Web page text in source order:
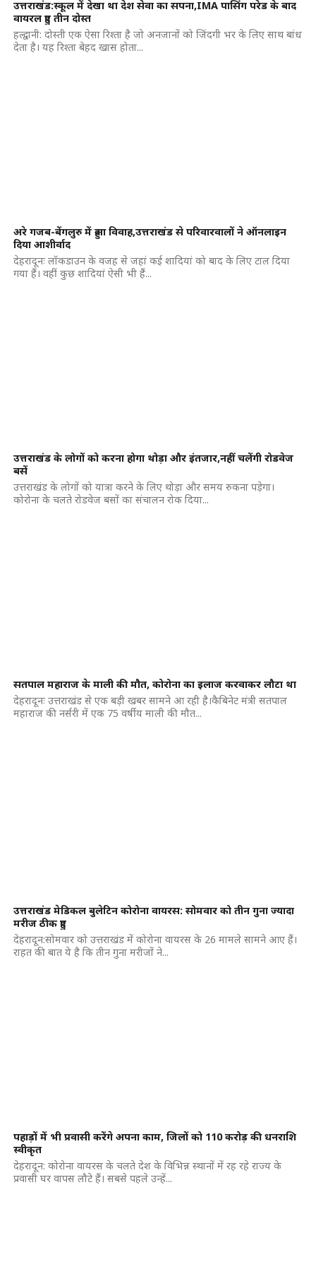
उत्तराखंड:स्कूल में देखा था देश सेवा का सपना,IMA पासिंग परेड के बाद
वायरल हुए तीन दोस्त
हल्द्वानी: दोस्ती एक ऐसा रिश्ता है जो अनजानों को जिंदगी भर के लिए साथ बांध
देता है। यह रिश्ता बेहद खास होता...
अरे गजब-बेंगलुरु में हुआ विवाह,उत्तराखंड से परिवारवालों ने ऑनलाइन
दिया आशीर्वाद
देहरादूनः लॉकडाउन के वजह से जहां कई शादियां को बाद के लिए टाल दिया
गया हैं। वहीं कुछ शादियां ऐसी भी हैं...
उत्तराखंड के लोगों को करना होगा थोड़ा और इंतजार,नहीं चलेंगी रोडवेज
बसें
उत्तराखंड के लोगों को यात्रा करने के लिए थोड़ा और समय रुकना पड़ेगा।
कोरोना के चलते रोडवेज बसों का संचालन रोक दिया...
सतपाल महाराज के माली की मौत, कोरोना का इलाज करवाकर लौटा था
देहरादूनः उत्तराखंड से एक बड़ी खबर सामने आ रही है।कैबिनेट मंत्री सतपाल
महाराज की नर्सरी में एक 75 वर्षीय माली की मौत...
उत्तराखंड मेडिकल बुलेटिन कोरोना वायरस: सोमवार को तीन गुना ज्यादा
मरीज ठीक हुए
देहरादून:सोमवार को उत्तराखंड में कोरोना वायरस के 26 मामले सामने आए हैं।
राहत की बात ये है कि तीन गुना मरीजों ने...
पहाड़ों में भी प्रवासी करेंगे अपना काम, जिलों को 110 करोड़ की धनराशि
स्वीकृत
देहरादून: कोरोना वायरस के चलते देश के विभिन्न स्थानों में रह रहे राज्य के
प्रवासी घर वापस लौटे हैं। सबसे पहले उन्हें...